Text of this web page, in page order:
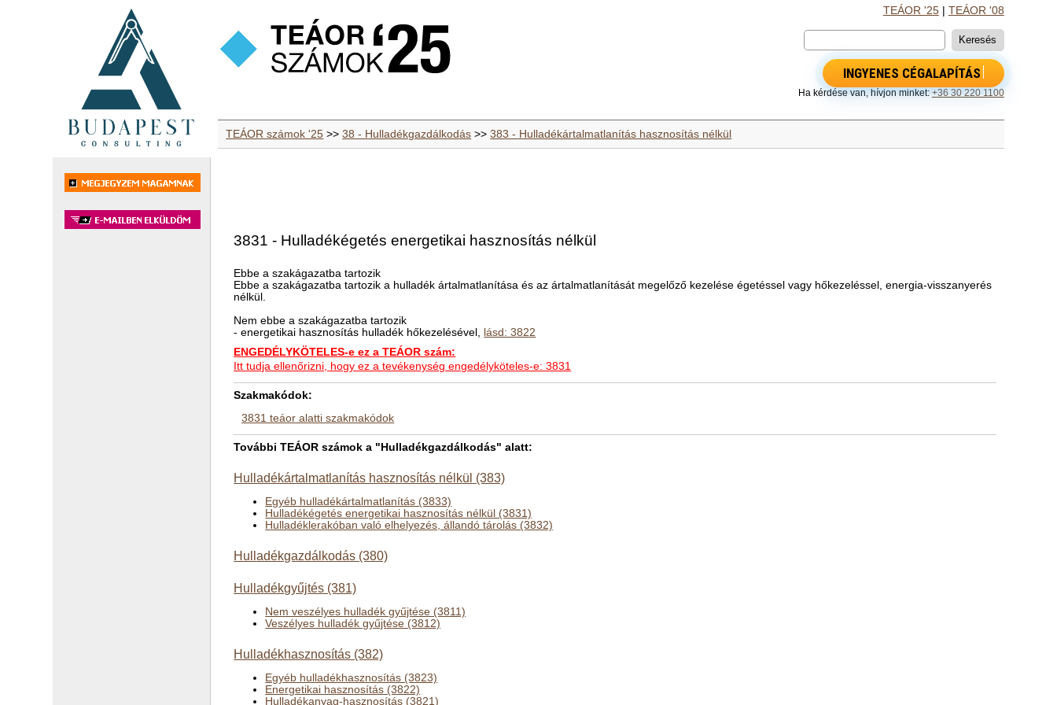
TEÁOR '25| TEÁOR '08
INGYENES CÉGALAPÍTÁS
Ha kérdése van, hívjon minket: +36 30 220 1100
TEÁOR számok '25 >>38 - Hulladékgazdálkodás >>383 - Hulladékártalmatlanítás hasznosítás nélkül
3831 - Hulladékégetés energetikai hasznosítás nélkül
Ebbe a szakágazatba tartozik
Ebbe a szakágazatba tartozik a hulladék ártalmatlanítása és az ártalmatlanítását megelőző kezelése égetéssel vagy hőkezeléssel, energia-visszanyerés
nélkül.
Nem ebbe a szakágazatba tartozik
- energetikai hasznosítás hulladék hőkezelésével, lásd: 3822
ENGEDÉLYKÖTELES-e ez a TEÁOR szám:
Itt tudja ellenőrizni, hogy ez a tevékenység engedélyköteles-e: 3831
Szakmakódok:
3831 teáor alatti szakmakódok
További TEÁOR számok a "Hulladékgazdálkodás" alatt:
Hulladékártalmatlanítás hasznosítás nélkül (383)
Egyéb hulladékártalmatlanítás (3833)
Hulladékégetés energetikai hasznosítás nélkül (3831)
Hulladéklerakóban való elhelyezés, állandó tárolás (3832)
Hulladékgazdálkodás (380)
Hulladékgyűjtés (381)
Nem veszélyes hulladék gyűjtése (3811)
Veszélyes hulladék gyűjtése (3812)
Hulladékhasznosítás (382)
Egyéb hulladékhasznosítás (3823)
Energetikai hasznosítás (3822)
Hulladékanyag-hasznosítás (3821)